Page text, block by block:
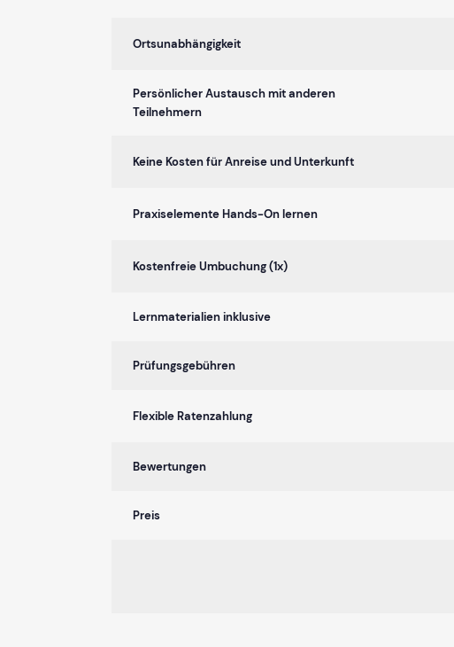
Ortsunabhängigkeit
Persönlicher Austausch mit anderen
Teilnehmern
Keine Kosten für Anreise und Unterkunft
Praxiselemente Hands-On lernen
Kostenfreie Umbuchung (1x)
Lernmaterialien inklusive
Prüfungsgebühren
Flexible Ratenzahlung
Bewertungen
Preis